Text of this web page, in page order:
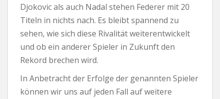
Djokovic als auch Nadal stehen Federer mit 20
Titeln in nichts nach. Es bleibt spannend zu
sehen, wie sich diese Rivalität weiterentwickelt
und ob ein anderer Spieler in Zukunft den
Rekord brechen wird.
In Anbetracht der Erfolge der genannten Spieler
können wir uns auf jeden Fall auf weitere